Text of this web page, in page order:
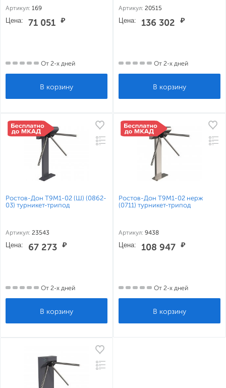
Артикул: 169
Цена: 71 051 ₽
От 2-х дней
Артикул: 20515
Цена: 136 302 ₽
От 2-х дней
Ростов-Дон Т9М1-02 (Ш) (0862-
03) турникет-трипод
Артикул: 23543
Цена: 67 273 ₽
От 2-х дней
Ростов-Дон Т9М1-02 нерж
(0711) турникет-трипод
Артикул: 9438
Цена: 108 947 ₽
От 2-х дней